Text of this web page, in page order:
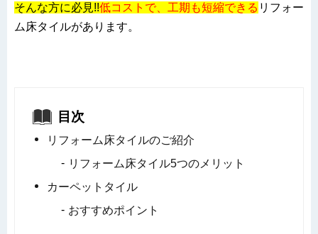
そんな方に必見!!低コストで、工期も短縮できる リフォー
ム床タイルがあります。
目次
リフォーム床タイルのご紹介
リフォーム床タイル5つのメリット
カーペットタイル
おすすめポイント